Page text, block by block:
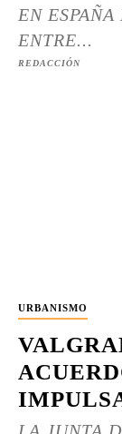
EN
ENTRE...
REDACCIÓN
URBANISMO